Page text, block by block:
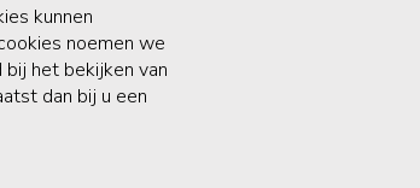
kunnen
noemen we
het bekijken van
dan bij u een